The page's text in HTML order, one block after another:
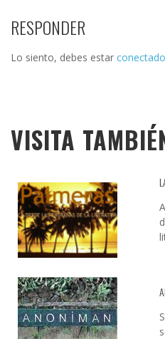
RESPONDER
Lo siento, debes estar conectado
VISITA